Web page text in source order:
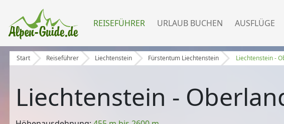
REISEFÜHRER URLAUB BUCHEN AUSFLÜGE
Start Reiseführer Liechtenstein Fürstentum Liechtenstein Liechtenstein -
Liechtenstein -